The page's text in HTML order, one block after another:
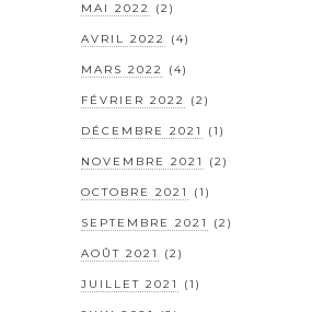
MAI 2022 (2)
AVRIL 2022 (4)
MARS 2022 (4)
FÉVRIER 2022 (2)
DÉCEMBRE 2021 (1)
NOVEMBRE 2021 (2)
OCTOBRE 2021 (1)
SEPTEMBRE 2021 (2)
AOÛT 2021 (2)
JUILLET 2021 (1)